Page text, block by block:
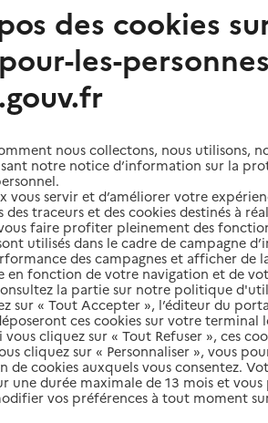
de l'annuaire
à domicile
cités aides Beaulieu
et services autour de
des cookies
les-
nous collectons, nous utilisons,
notre notice d’information sur la
vous servir et d’améliorer votre
des traceurs et des cookies destinés à
faire profiter pleinement des
utilisés dans le cadre de campagne
des campagnes et afficher de
en fonction de votre navigation et de
la partie sur notre politique
sur « Tout Accepter », l’éditeur du
ces cookies sur votre terminal
vous cliquez sur « Tout Refuser », ces
cliquez sur « Personnaliser », vous
de cookies auxquels vous consentez.
une durée maximale de 13 mois et
vos préférences à tout moment